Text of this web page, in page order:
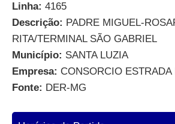
Linha: 4165
Descrição: PADRE MIGUEL-
RITA/TERMINAL SÃO GABRIEL
Município: SANTA LUZIA
Empresa: CONSORCIO ESTRADA
Fonte: DER-MG